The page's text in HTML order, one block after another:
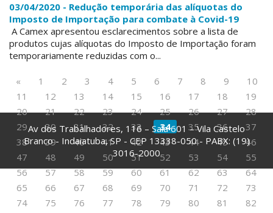
03/04/2020 - Redução temporária das alíquotas do
Imposto de Importação para combate à Covid-19
A Camex apresentou esclarecimentos sobre a lista de
produtos cujas alíquotas do Imposto de Importação foram
temporariamente reduzidas com o...
« 1 2 3 4 5 6 7 8 9
10
11
12 13 14 15 16 17 18
19
20
21 22 23 24 25 26 27
28
29
30 31 32 33 34 35 36
37
38
39 40 41 42 43 44 45
46
47
48 49 50 51 52 53 54
55
56
57 58 59 60 61 62 63
64
65
66 67 68 69 70 71 72
73
74
75 76 77 78 79 80 81
82
Av dos Trabalhadores, 116 – Sala 601 – Vila Castelo
Branco - Indaiatuba, SP - CEP 13338-050 - PABX: (19)
3016-2000